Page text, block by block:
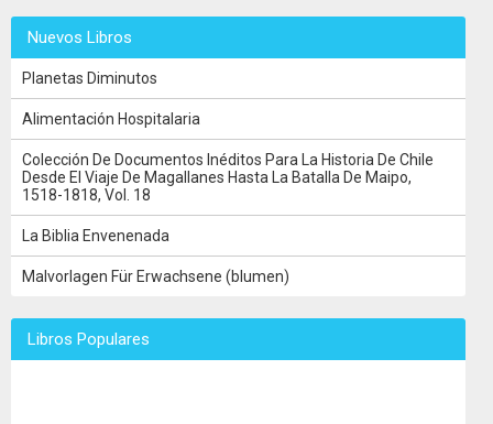
Nuevos Libros
Planetas Diminutos
Alimentación Hospitalaria
Colección De Documentos Inéditos Para La Historia De Chile
Desde El Viaje De Magallanes Hasta La Batalla De Maipo,
1518-1818, Vol. 18
La Biblia Envenenada
Malvorlagen Für Erwachsene (blumen)
Libros Populares